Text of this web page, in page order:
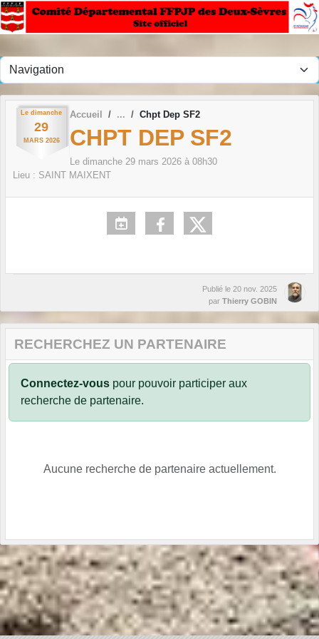
Le dimanche
29
MARS 2026
Accueil Chpt Dep SF2
CHPT DEP SF2
Le dimanche 29 mars 2026 à 08h30
Lieu : SAINT MAIXENT
Publié le 20 nov. 2025
par Thierry GOBIN
RECHERCHEZ UN PARTENAIRE
Connectez-vous pour pouvoir participer aux
recherche de partenaire.
Aucune recherche de partenaire actuellement.
Panneau de gestion des cookies